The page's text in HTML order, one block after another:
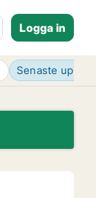
Logga in
Senaste